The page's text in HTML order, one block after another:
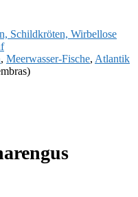
Schildkröten, Wirbellose
, Meerwasser-Fische, Atlantik